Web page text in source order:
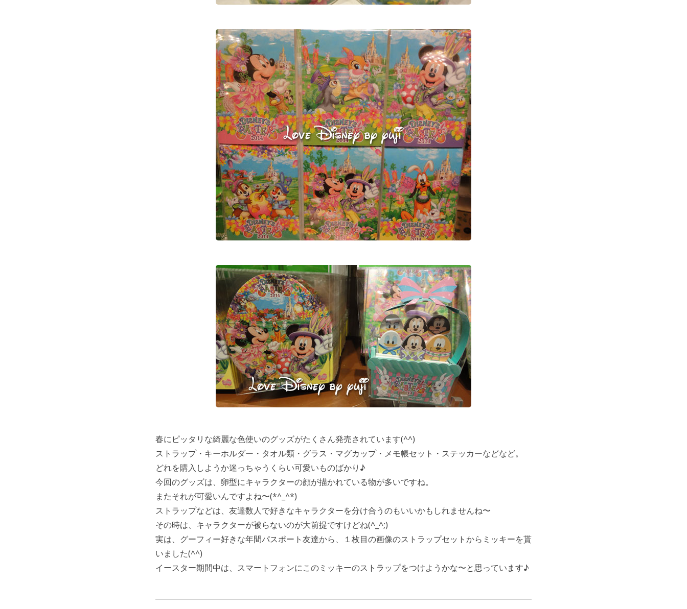
春にピッタリな綺麗な色使いのグッズがたくさん発売されています(^^)
ストラップ・キーホルダー・タオル類・グラス・マグカップ・メモ帳セット・ステッカーなどなど。
どれを購入しようか迷っちゃうくらい可愛いものばかり♪
今回のグッズは、卵型にキャラクターの顔が描かれている物が多いですね。
またそれが可愛いんですよね〜(*^_^*)
ストラップなどは、友達数人で好きなキャラクターを分け合うのもいいかもしれませんね〜
その時は、キャラクターが被らないのが大前提ですけどね(^_^;)
実は、グーフィー好きな年間パスポート友達から、１枚目の画像のストラップセットからミッキーを貰
いました(^^)
イースター期間中は、スマートフォンにこのミッキーのストラップをつけようかな〜と思っています♪